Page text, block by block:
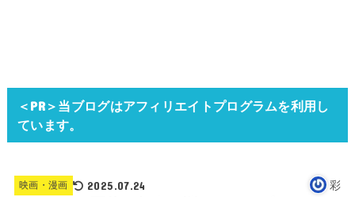
＜PR＞当ブログはアフィリエイトプログラムを利用し
ています。
映画・漫画 2025.07.24 彩